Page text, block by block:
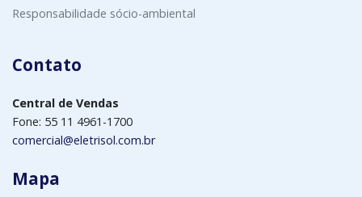
Responsabilidade sócio-ambiental
Contato
Central de Vendas
Fone: 55 11 4961-1700
comercial@eletrisol.com.br
Mapa